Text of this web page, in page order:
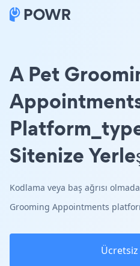
A Pet
Sitenize
Kodlama veya baş ağrısı
Grooming Appointments